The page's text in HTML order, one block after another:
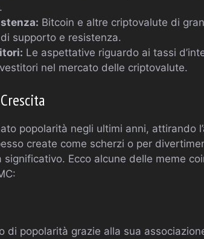
Bitcoin e altre criptovalute di
supporto e resistenza.
Le aspettative riguardo ai tassi
nel mercato delle criptovalute.
popolarità negli ultimi anni, attirando
create come scherzi o per
Ecco alcune delle meme
di popolarità grazie alla sua